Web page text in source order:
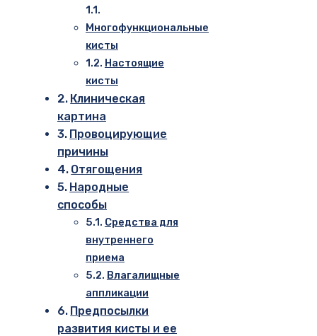
Многофункциональные
кисты
Настоящие
кисты
Клиническая
картина
Провоцирующие
причины
Отягощения
Народные
способы
Средства для
внутреннего
приема
Влагалищные
аппликации
Предпосылки
развития кисты и ее